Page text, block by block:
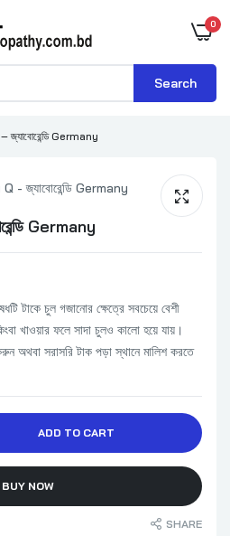
0
Search
Germany
Germany
.
.
টাকে চুল গজানোর ক্ষেত্রে সবচেয়ে বেশী
খাওয়ার ফলে সাদা চুলও কালো হয়ে যায়।
অথবা সরাসরি টাক পড়া স্থানে মালিশ করতে
quantity
ADD TO CART
BUY NOW
SHARE